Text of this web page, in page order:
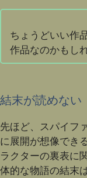
ちょうどいい作
作品なのかもし
結末が読めない
先ほど、スパイフ
に展開が想像でき
ラクターの裏表に
体的な物語の結末